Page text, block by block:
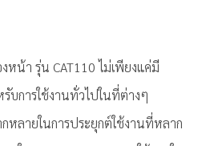
หน้า รุ่น CAT110 ไม่เพียงแค่มี
การใช้งานทั่วไปในที่ต่างๆ
หลายในการประยุกต์ใช้งานที่หลาก